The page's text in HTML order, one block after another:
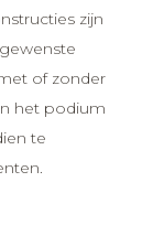
zijn
of zonder
het podium
te